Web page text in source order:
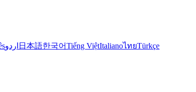
اردو 日本語한국어Tiếng ViệtItalianoไทยTürkçe